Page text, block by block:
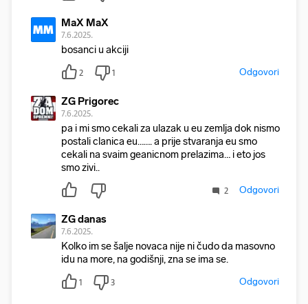
MM MaX MaX
7.6.2025.
bosanci u akciji
2 1 Odgovori
ZG Prigorec
7.6.2025.
pa i mi smo cekali za ulazak u eu zemlja dok nismo
postali clanica eu……. a prije stvaranja eu smo
cekali na svaim geanicnom prelazima… i eto jos
smo zivi..
2 Odgovori
ZG danas
7.6.2025.
Kolko im se šalje novaca nije ni čudo da masovno
idu na more, na godišnji, zna se ima se.
1 3 Odgovori